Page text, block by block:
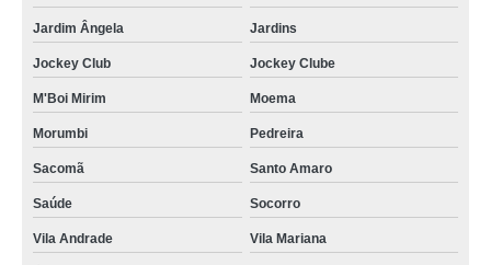
Jardim Ângela Jardins
Jockey Club Jockey Clube
M'Boi Mirim Moema
Morumbi Pedreira
Sacomã Santo Amaro
Saúde Socorro
Vila Andrade Vila Mariana